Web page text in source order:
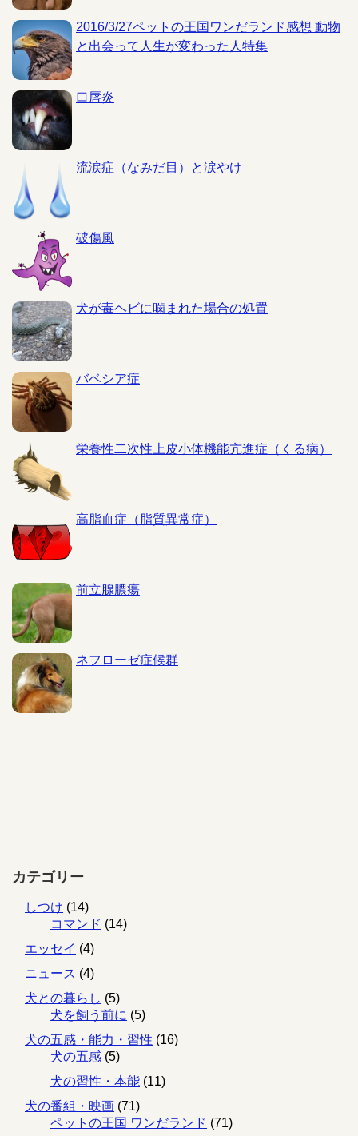
2016/3/27ペットの王国ワンだランド感想 動物
と出会って人生が変わった人特集
口唇炎
流涙症（なみだ目）と涙やけ
破傷風
犬が毒ヘビに噛まれた場合の処置
バベシア症
栄養性二次性上皮小体機能亢進症（くる病）
高脂血症（脂質異常症）
前立腺膿瘍
ネフローゼ症候群
カテゴリー
しつけ (14)
コマンド (14)
エッセイ (4)
ニュース (4)
犬との暮らし (5)
犬を飼う前に (5)
犬の五感・能力・習性 (16)
犬の五感 (5)
犬の習性・本能 (11)
犬の番組・映画 (71)
ペットの王国 ワンだランド (71)